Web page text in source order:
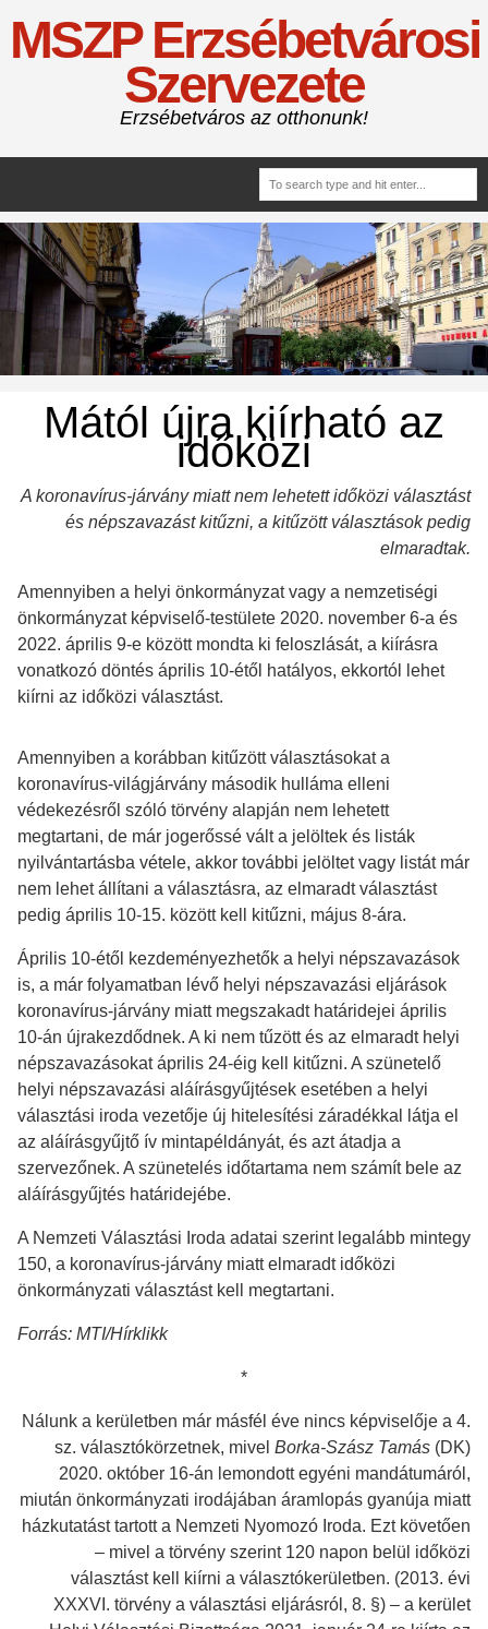
MSZP Erzsébetvárosi
Szervezete
Erzsébetváros az otthonunk!
Mától újra kiírható az
időközi
A koronavírus-járvány miatt nem lehetett időközi választást
és népszavazást kitűzni, a kitűzött választások pedig
elmaradtak.
Amennyiben a helyi önkormányzat vagy a nemzetiségi
önkormányzat képviselő-testülete 2020. november 6-a és
2022. április 9-e között mondta ki feloszlását, a kiírásra
vonatkozó döntés április 10-étől hatályos, ekkortól lehet
kiírni az időközi választást.
Amennyiben a korábban kitűzött választásokat a
koronavírus-világjárvány második hulláma elleni
védekezésről szóló törvény alapján nem lehetett
megtartani, de már jogerőssé vált a jelöltek és listák
nyilvántartásba vétele, akkor további jelöltet vagy listát már
nem lehet állítani a választásra, az elmaradt választást
pedig április 10-15. között kell kitűzni, május 8-ára.
Április 10-étől kezdeményezhetők a helyi népszavazások
is, a már folyamatban lévő helyi népszavazási eljárások
koronavírus-járvány miatt megszakadt határidejei április
10-án újrakezdődnek. A ki nem tűzött és az elmaradt helyi
népszavazásokat április 24-éig kell kitűzni. A szünetelő
helyi népszavazási aláírásgyűjtések esetében a helyi
választási iroda vezetője új hitelesítési záradékkal látja el
az aláírásgyűjtő ív mintapéldányát, és azt átadja a
szervezőnek. A szünetelés időtartama nem számít bele az
aláírásgyűjtés határidejébe.
A Nemzeti Választási Iroda adatai szerint legalább mintegy
150, a koronavírus-járvány miatt elmaradt időközi
önkormányzati választást kell megtartani.
Forrás: MTI/Hírklikk
*
Nálunk a kerületben már másfél éve nincs képviselője a 4.
sz. választókörzetnek, mivel Borka-Szász Tamás (DK)
2020. október 16-án lemondott egyéni mandátumáról,
miután önkormányzati irodájában áramlopás gyanúja miatt
házkutatást tartott a Nemzeti Nyomozó Iroda. Ezt követően
– mivel a törvény szerint 120 napon belül időközi
választást kell kiírni a választókerületben. (2013. évi
XXXVI. törvény a választási eljárásról, 8. §) – a kerület